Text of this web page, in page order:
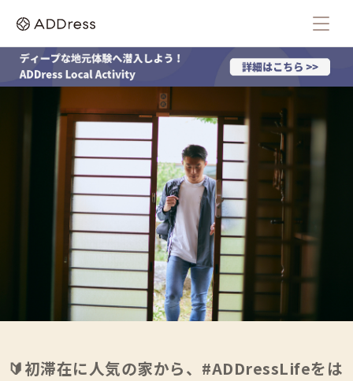
🔰初滞在に人気の家から、#ADDressLifeをは